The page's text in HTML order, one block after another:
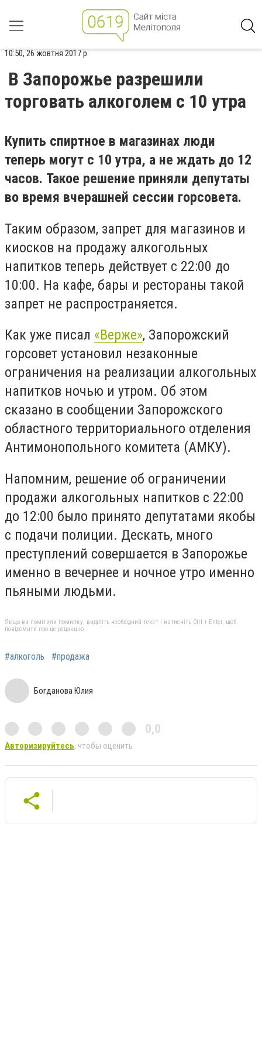
10:50, 26 жовтня 2017 р.
В Запорожье разрешили
торговать алкоголем с 10 утра
Купить спиртное в магазинах люди
теперь могут с 10 утра, а не ждать до 12
часов. Такое решение приняли депутаты
во время вчерашней сессии горсовета.
Таким образом, запрет для магазинов и
киосков на продажу алкогольных
напитков теперь действует с 22:00 до
10:00. На кафе, бары и рестораны такой
запрет не распространяется.
Как уже писал «Верже», Запорожский
горсовет установил незаконные
ограничения на реализации алкогольных
напитков ночью и утром. Об этом
сказано в сообщении Запорожского
областного территориального отделения
Антимонопольного комитета (АМКУ).
Напомним, решение об ограничении
продажи алкогольных напитков с 22:00
до 12:00 было принято депутатами якобы
с подачи полиции. Дескать, много
преступлений совершается в Запорожье
именно в вечернее и ночное утро именно
пьяными людьми.
Якщо ви помітили помилку, виділіть необхідний текст і натисніть Ctrl + Enter, щоб
повідомити про це редакцію
#алкоголь #продажа
Богданова Юлия
0,0
Авторизируйтесь, чтобы оценить